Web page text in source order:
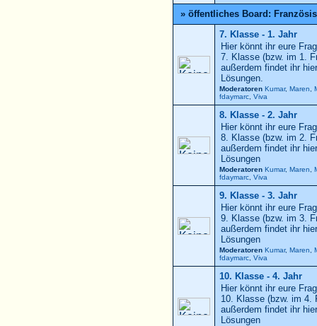
» öffentliches Board:
7. Klasse - 1. Jahr
Hier könnt ihr eure
7. Klasse (bzw. im 1.
außerdem findet ihr
Lösungen.
Moderatoren Kumar, Maren
fdaymarc Viva
8. Klasse - 2. Jahr
Hier könnt ihr eure
8. Klasse (bzw. im 2.
außerdem findet ihr
Lösungen
Moderatoren Kumar, Maren
fdaymarc Viva
9. Klasse - 3. Jahr
Hier könnt ihr eure
9. Klasse (bzw. im 3.
außerdem findet ihr
Lösungen
Moderatoren Kumar, Maren
fdaymarc Viva
10. Klasse - 4. Jahr
Hier könnt ihr eure
10. Klasse (bzw. im 4.
außerdem findet ihr
Lösungen